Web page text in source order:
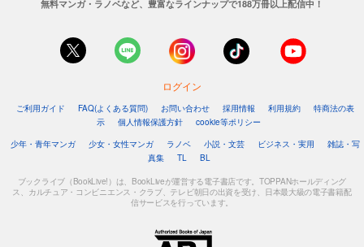
無料マンガ・ラノベなど、豊富なラインナップで188万冊以上配信中！
ログイン
ご利用ガイド FAQ(よくある質問) お問い合わせ 採用情報 利用規約
特商法の表
示
個人情報保護方針
cookie等ポリシー
少年・青年マンガ
少女・女性マンガ ラノベ 小説・文芸 ビジネス・実用
雑誌・写
真集
TL BL
ブックライブ（BookLive!）は、BookLiveが運営する電子書店です。TOPPANホールディング
ス、カルチュア・コンビニエンス・クラブ、テレビ朝日の出資を受け、日本最大級の電子書籍配
信サービスを行っています。